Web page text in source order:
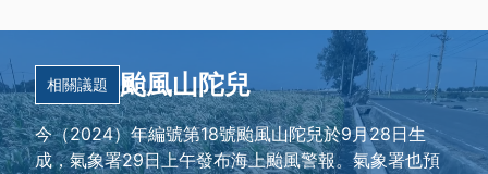
相關議題 颱風山陀兒
今（2024）年編號第18號颱風山陀兒於9月28日生
成，氣象署29日上午發布海上颱風警報。氣象署也預